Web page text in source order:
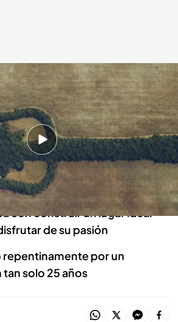
detrás de un bosque con forma de guitarra
Noticias Cuatro
árboles en más de dos
para crear un bosque
con construir un lugar ideal
de su pasión
repentinamente por un
solo 25 años